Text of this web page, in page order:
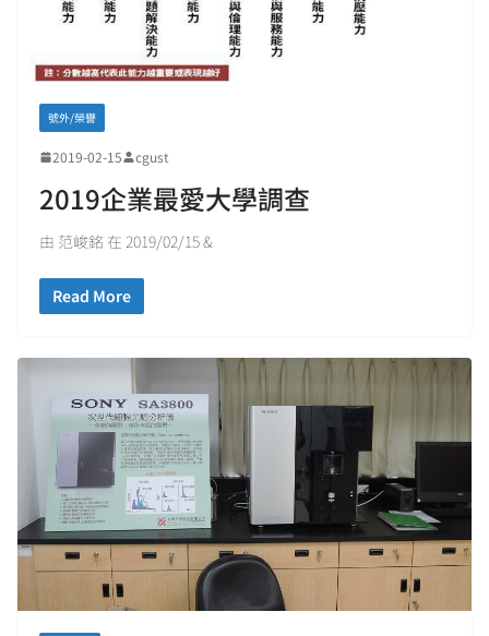
號外/榮譽
2019-02-15 cgust
2019企業最愛大學調查
由 范峻銘 在 2019/02/15 &
Read More